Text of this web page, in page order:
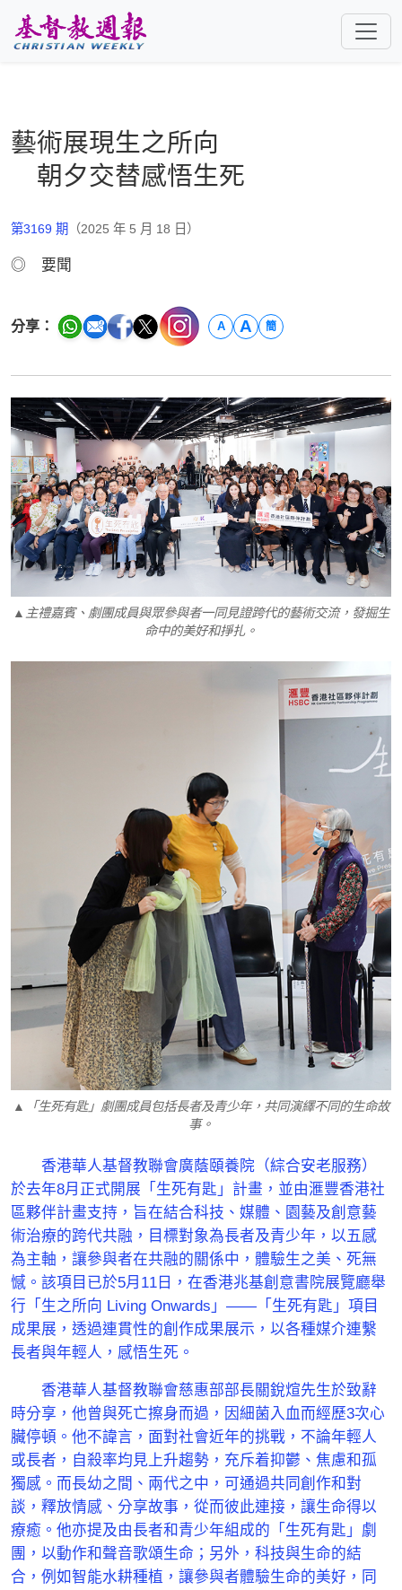
藝術展現生之所向
朝夕交替感悟生死
第3169 期 （2025 年 5 月 18 日）
◎ 要聞
分享： A A 簡
▲主禮嘉賓、劇團成員與眾參與者一同見證跨代的藝術交流，發掘生
命中的美好和掙扎。
▲「生死有匙」劇團成員包括長者及青少年，共同演繹不同的生命故
事。
香港華人基督教聯會廣蔭頤養院（綜合安老服務）
於去年8月正式開展「生死有匙」計畫，並由滙豐香港社
區夥伴計畫支持，旨在結合科技、媒體、園藝及創意藝
術治療的跨代共融，目標對象為長者及青少年，以五感
為主軸，讓參與者在共融的關係中，體驗生之美、死無
憾。該項目已於5月11日，在香港兆基創意書院展覽廳舉
行「生之所向 Living Onwards」——「生死有匙」項目
成果展，透過連貫性的創作成果展示，以各種媒介連繫
長者與年輕人，感悟生死。
香港華人基督教聯會慈惠部部長關銳煊先生於致辭
時分享，他曾與死亡擦身而過，因細菌入血而經歷3次心
臟停頓。他不諱言，面對社會近年的挑戰，不論年輕人
或長者，自殺率均見上升趨勢，充斥着抑鬱、焦慮和孤
獨感。而長幼之間、兩代之中，可通過共同創作和對
談，釋放情感、分享故事，從而彼此連接，讓生命得以
療癒。他亦提及由長者和青少年組成的「生死有匙」劇
團，以動作和聲音歌頌生命；另外，科技與生命的結
合，例如智能水耕種植，讓參與者體驗生命的美好，同